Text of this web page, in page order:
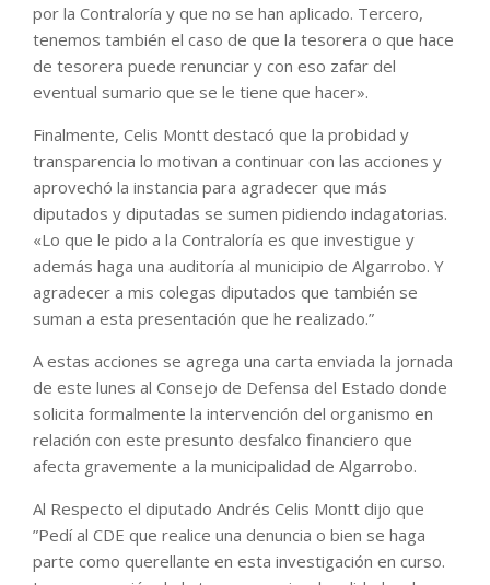
por la Contraloría y que no se han aplicado. Tercero,
tenemos también el caso de que la tesorera o que hace
de tesorera puede renunciar y con eso zafar del
eventual sumario que se le tiene que hacer».
Finalmente, Celis Montt destacó que la probidad y
transparencia lo motivan a continuar con las acciones y
aprovechó la instancia para agradecer que más
diputados y diputadas se sumen pidiendo indagatorias.
«Lo que le pido a la Contraloría es que investigue y
además haga una auditoría al municipio de Algarrobo. Y
agradecer a mis colegas diputados que también se
suman a esta presentación que he realizado.”
A estas acciones se agrega una carta enviada la jornada
de este lunes al Consejo de Defensa del Estado donde
solicita formalmente la intervención del organismo en
relación con este presunto desfalco financiero que
afecta gravemente a la municipalidad de Algarrobo.
Al Respecto el diputado Andrés Celis Montt dijo que
”Pedí al CDE que realice una denuncia o bien se haga
parte como querellante en esta investigación en curso.